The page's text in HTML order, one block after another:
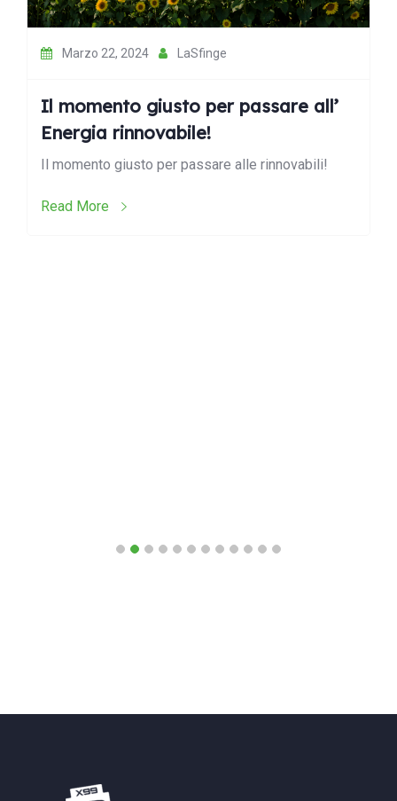
Marzo 22, 2024 LaSfinge
Il momento giusto per passare all’
Energia rinnovabile!
Il momento giusto per passare alle rinnovabili!
Read More